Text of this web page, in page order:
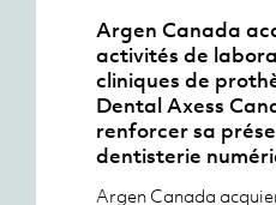
Argen Canada
activités de
cliniques de
Dental Axess
renforcer sa
dentisterie
Argen Canada